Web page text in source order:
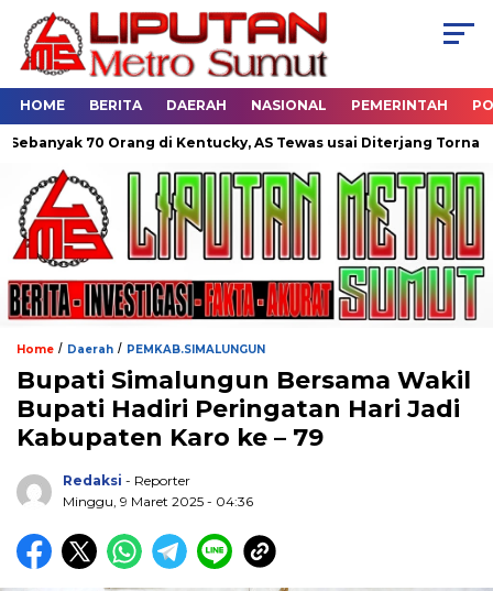
HOME BERITA DAERAH NASIONAL PEMERINTAH
Orang di Kentucky, AS Tewas usai Diterjang Tornado Dahsyat
Home / Daerah / PEMKAB.SIMALUNGUN
Bupati Simalungun Bersama Wakil
Bupati Hadiri Peringatan Hari Jadi
Kabupaten Karo ke – 79
Redaksi - Reporter
Minggu, 9 Maret 2025 - 04:36